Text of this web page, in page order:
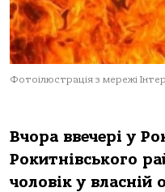
Фотоілюстрація з мережі
Вчора ввечері у
Рокитнівського
чоловік у власній